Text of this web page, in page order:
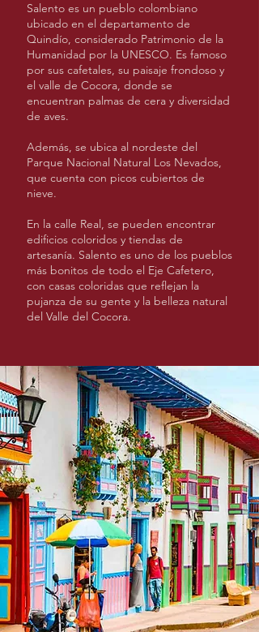
Salento es un pueblo colombiano
ubicado en el departamento de
Quindío, considerado Patrimonio de la
Humanidad por la UNESCO. Es famoso
por sus cafetales, su paisaje frondoso y
el valle de Cocora, donde se
encuentran palmas de cera y diversidad
de aves.
Además, se ubica al nordeste del
Parque Nacional Natural Los Nevados,
que cuenta con picos cubiertos de
nieve.
En la calle Real, se pueden encontrar
edificios coloridos y tiendas de
artesanía. Salento es uno de los pueblos
más bonitos de todo el Eje Cafetero,
con casas coloridas que reflejan la
pujanza de su gente y la belleza natural
del Valle del Cocora.